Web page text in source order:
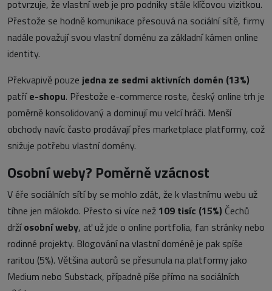
potvrzuje, že vlastní web je pro podniky stále klíčovou vizitkou.
Přestože se hodně komunikace přesouvá na sociální sítě, firmy
nadále považují svou vlastní doménu za základní kámen online
identity.
Překvapivě pouze jedna ze sedmi aktivních domén (13%)
patříe-shopu. Přestože e-commerce roste, český online trh je
poměrně konsolidovaný a dominují mu velcí hráči. Menší
obchody navíc často prodávají přes marketplace platformy, což
snižuje potřebu vlastní domény.
Osobní weby? Poměrně vzácnost
V éře sociálních sítí by se mohlo zdát, že k vlastnímu webu už
tíhne jen málokdo. Přesto si více než 109 tisíc (15%) Čechů
držíosobní weby, ať už jde o online portfolia, fan stránky nebo
rodinné projekty. Blogování na vlastní doméně je pak spíše
raritou (5%). Většina autorů se přesunula na platformy jako
Medium nebo Substack, případně píše přímo na sociálních